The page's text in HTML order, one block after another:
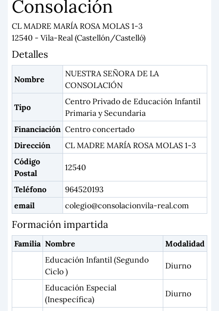
Consolación
CL MADRE MARÍA ROSA MOLAS 1-3
12540 - Vila-Real (Castellón/Castelló)
Detalles
Nombre
NUESTRA SEÑORA DE LA
CONSOLACIÓN
Tipo
Centro Privado de Educación Infantil
Primaria y Secundaria
Financiación Centro concertado
Dirección
CL MADRE MARÍA ROSA MOLAS 1-3
Código
Postal
12540
Teléfono
964520193
email
colegio@consolacionvila-real.com
Formación impartida
Familia Nombre
Modalidad
Educación Infantil (Segundo
Ciclo )
Diurno
Educación Especial
(Inespecífica)
Diurno